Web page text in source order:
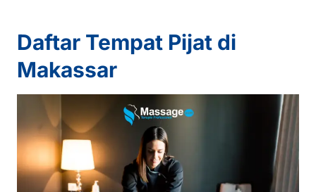
Daftar Tempat Pijat di
Makassar